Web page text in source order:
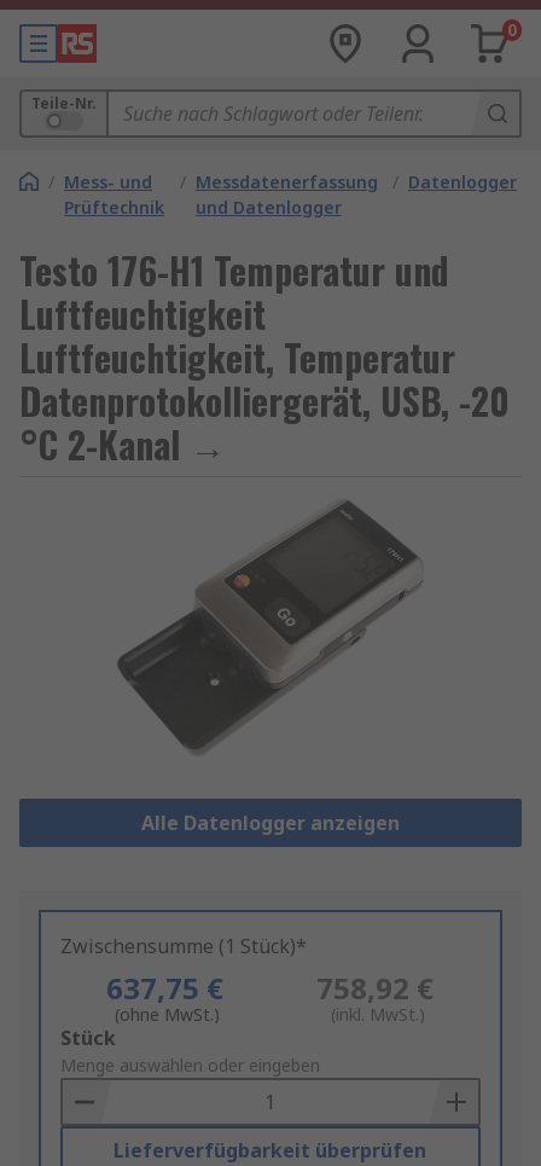
0
Teile-Nr.
/ Mess- und
Prüftechnik
/ Messdatenerfassung
und Datenlogger
/ Datenlogger
Testo 176-H1 Temperatur und
Luftfeuchtigkeit
Luftfeuchtigkeit, Temperatur
Datenprotokolliergerät, USB, -20
°C 2-Kanal →
Alle Datenlogger anzeigen
Zwischensumme (1 Stück)*
637,75 €
(ohne MwSt.)
758,92 €
(inkl. MwSt.)
Add
to
Basket
Stück
Menge auswählen oder eingeben
Lieferverfügbarkeit überprüfen